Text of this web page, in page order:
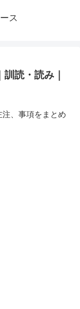
ス
読・読み｜
、事項をまとめ